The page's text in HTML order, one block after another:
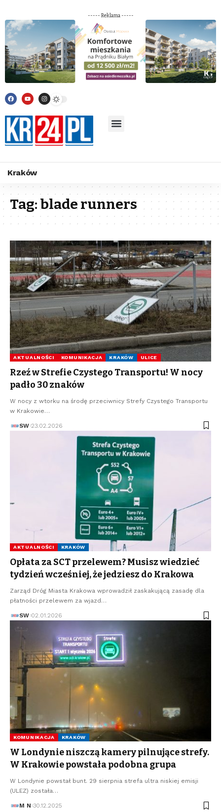
----- Reklama -----
Kraków
Tag:blade runners
AKTUALNOŚCI KOMUNIKACJA KRAKÓW ULICE
Rzeź w Strefie Czystego Transportu! W nocy
padło 30 znaków
W nocy z wtorku na środę przeciwnicy Strefy Czystego Transportu
w Krakowie…
SW 23.02.2026
AKTUALNOŚCI KRAKÓW
Opłata za SCT przelewem? Musisz wiedzieć
tydzień wcześniej, że jedziesz do Krakowa
Zarząd Dróg Miasta Krakowa wprowadził zaskakującą zasadę dla
płatności przelewem za wjazd…
SW 02.01.2026
KOMUNIKACJA KRAKÓW
W Londynie niszczą kamery pilnujące strefy.
W Krakowie powstała podobna grupa
W Londynie powstał bunt. 29 sierpnia strefa ultra niskiej emisji
(ULEZ) została…
M N 30.12.2025